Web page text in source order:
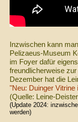
Inzwischen kann
Pelizaeus-Museum
im Foyer dafür
freundlicherweise
Dezember hat die
"Neu: Duinger Vitrine
(Quelle: Leine-
(Update 2024:
werden)